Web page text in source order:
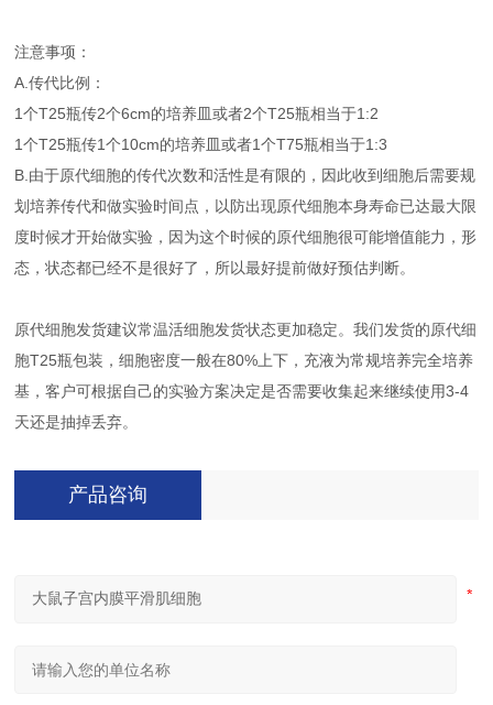
注意事项：
A.传代比例：
1个T25瓶传2个6cm的培养皿或者2个T25瓶相当于1:2
1个T25瓶传1个10cm的培养皿或者1个T75瓶相当于1:3
B.由于原代细胞的传代次数和活性是有限的，因此收到细胞后需要规
划培养传代和做实验时间点，以防出现原代细胞本身寿命已达最大限
度时候才开始做实验，因为这个时候的原代细胞很可能增值能力，形
态，状态都已经不是很好了，所以最好提前做好预估判断。
原代细胞发货建议常温活细胞发货状态更加稳定。我们发货的原代细
胞T25瓶包装，细胞密度一般在80%上下，充液为常规培养完全培养
基，客户可根据自己的实验方案决定是否需要收集起来继续使用3-4
天还是抽掉丢弃。
产品咨询